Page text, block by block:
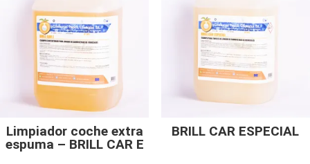
Limpiador coche extra
espuma – BRILL CAR E
BRILL CAR ESPECIAL